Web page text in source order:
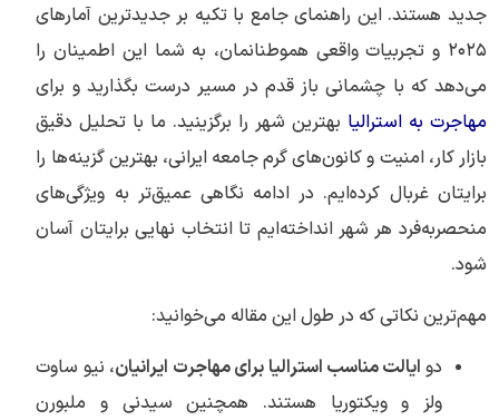
جدید هستند. این راهنمای جامع با تکیه بر جدیدترین آمارهای
۲۰۲۵ و تجربیات واقعی هموطنانمان، به شما این اطمینان را
می‌دهد که با چشمانی باز قدم در مسیر درست بگذارید و برای
مهاجرت به استرالیا بهترین شهر را برگزینید. ما با تحلیل دقیق
بازار کار، امنیت و کانون‌های گرم جامعه ایرانی، بهترین گزینه‌ها را
برایتان غربال کرده‌ایم. در ادامه نگاهی عمیق‌تر به ویژگی‌های
منحصربه‌فرد هر شهر انداخته‌ایم تا انتخاب نهایی برایتان آسان
شود.
مهم‌ترین نکاتی که در طول این مقاله می‌خوانید:
دو ایالت مناسب استرالیا برای مهاجرت ایرانیان، نیو ساوت
ولز و ویکتوریا هستند. همچنین سیدنی و ملبورن